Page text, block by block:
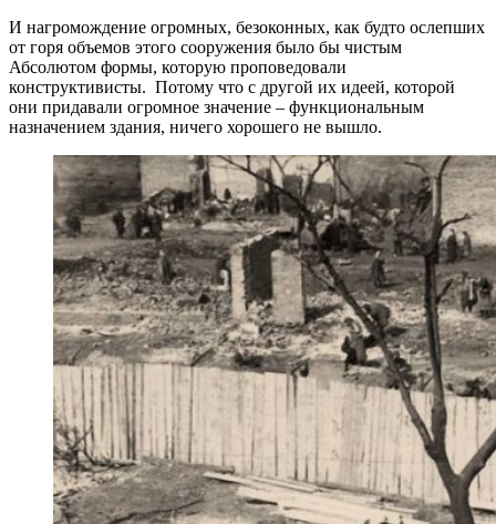
И нагромождение огромных, безоконных, как будто ослепших
от горя объемов этого сооружения было бы чистым
Абсолютом формы, которую проповедовали
конструктивисты. Потому что с другой их идеей, которой
они придавали огромное значение – функциональным
назначением здания, ничего хорошего не вышло.